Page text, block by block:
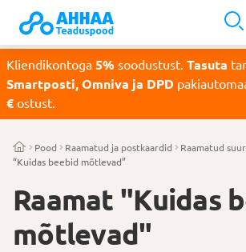
Kliendikontoga 5% soodustust. Tasuta
Smartposti, Omniva ja DPD
€ ostust.
Pood Raamatud ja postkaardid Raamatud
“Kuidas beebid mõtlevad”
Raamat "Kuidas
mõtlevad"